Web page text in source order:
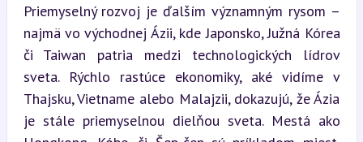
Priemyselný rozvoj je ďalším významným rysom –
najmä vo východnej Ázii, kde Japonsko, Južná Kórea
či Taiwan patria medzi technologických lídrov
sveta. Rýchlo rastúce ekonomiky, aké vidíme v
Thajsku, Vietname alebo Malajzii, dokazujú, že Ázia
je stále priemyselnou dielňou sveta. Mestá ako